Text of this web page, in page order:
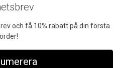
och få 10% rabatt på din första
order!